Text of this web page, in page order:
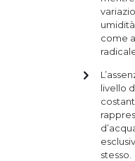
come
livello
stesso.